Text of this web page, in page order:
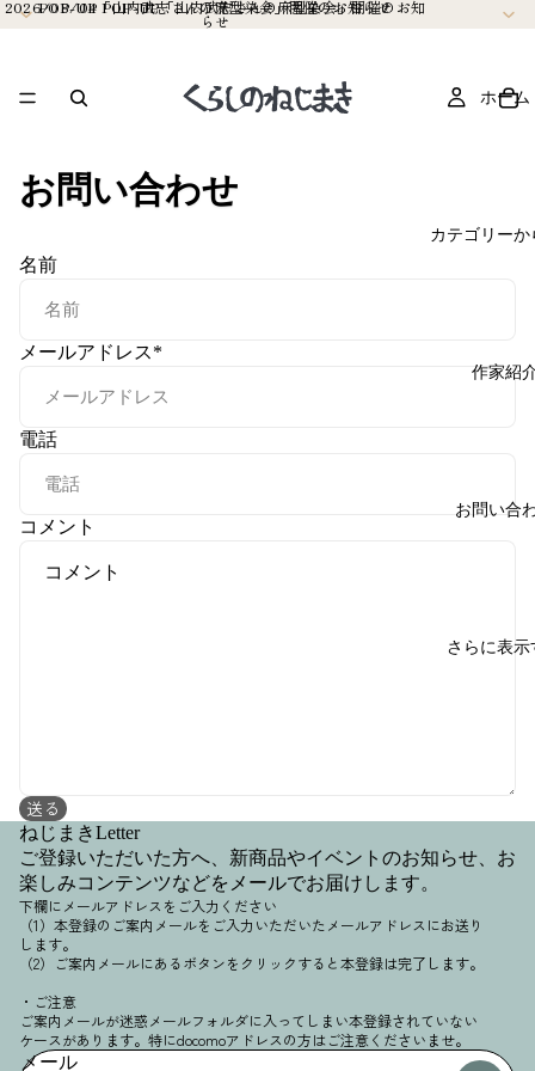
2026/08/04 POP-UP「山内武志さんの麻型染会」開催のお知
らせ
POP-UP「山内武志さんの麻型染会」開催のお知らせ
ホーム
カテゴリーか
作家紹
お問い合
さらに表示
お問い合わせ
名前
メールアドレス*
電話
コメント
送る
ねじまきLetter
ご登録いただいた方へ、新商品やイベントのお知らせ、お
楽しみコンテンツなどをメールでお届けします。
下欄にメールアドレスをご入力ください
（1）本登録のご案内メールをご入力いただいたメールアドレスにお送り
します。
（2）ご案内メールにあるボタンをクリックすると本登録は完了します。
・ご注意
ご案内メールが迷惑メールフォルダに入ってしまい本登録されていない
ケースがあります。特にdocomoアドレスの方はご注意くださいませ。
メール